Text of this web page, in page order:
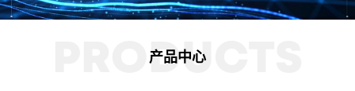
产品中心
PRODUCTS